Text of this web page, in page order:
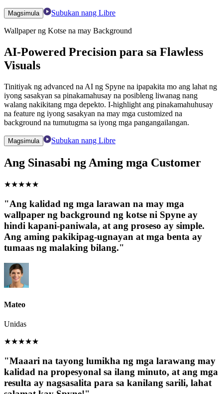
Magsimula Subukan nang Libre
Wallpaper ng Kotse na may Background
AI-Powered Precision para sa Flawless
Visuals
Tinitiyak ng advanced na AI ng Spyne na ipapakita mo ang lahat ng
iyong sasakyan sa pinakamahusay na posibleng liwanag nang
walang nakikitang mga depekto. I-highlight ang pinakamahuhusay
na feature ng iyong sasakyan na may mga customized na
background na tumutugma sa iyong mga pangangailangan.
Magsimula Subukan nang Libre
Ang Sinasabi ng Aming mga Customer
★★★★★
"Ang kalidad ng mga larawan na may mga
wallpaper ng background ng kotse ni Spyne ay
hindi kapani-paniwala, at ang proseso ay simple.
Ang aming pakikipag-ugnayan at mga benta ay
tumaas ng malaking bilang."
Mateo
Unidas
★★★★★
"Maaari na tayong lumikha ng mga larawang may
kalidad na propesyonal sa ilang minuto, at ang mga
resulta ay nagsasalita para sa kanilang sarili, lahat